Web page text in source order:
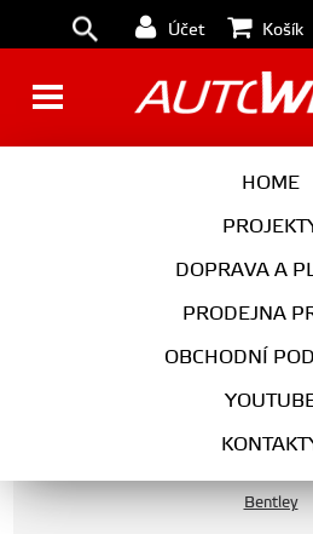
Účet Košík
HOME
DOPRAVA A
PRODEJNA
OBCHODNÍ
APR Sportovní
pro 3,0T & 4.0T
Q7 SQ7 Q8 SQ7
Cayenne S GTS
Bentley